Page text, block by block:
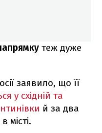
теж дуже
заявило, що її
у східній та
й за два
місті.